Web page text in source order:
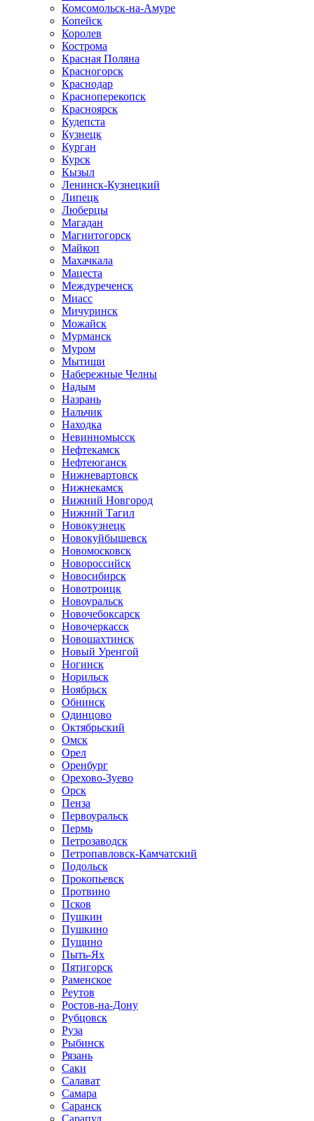
Комсомольск-на-Амуре
Копейск
Королев
Кострома
Красная Поляна
Красногорск
Краснодар
Красноперекопск
Красноярск
Кудепста
Кузнецк
Курган
Курск
Кызыл
Ленинск-Кузнецкий
Липецк
Люберцы
Магадан
Магнитогорск
Майкоп
Махачкала
Мацеста
Междуреченск
Миасс
Мичуринск
Можайск
Мурманск
Муром
Мытищи
Набережные Челны
Надым
Назрань
Нальчик
Находка
Невинномысск
Нефтекамск
Нефтеюганск
Нижневартовск
Нижнекамск
Нижний Новгород
Нижний Тагил
Новокузнецк
Новокуйбышевск
Новомосковск
Новороссийск
Новосибирск
Новотроицк
Новоуральск
Новочебоксарск
Новочеркасск
Новошахтинск
Новый Уренгой
Ногинск
Норильск
Ноябрьск
Обнинск
Одинцово
Октябрьский
Омск
Орел
Оренбург
Орехово-Зуево
Орск
Пенза
Первоуральск
Пермь
Петрозаводск
Петропавловск-Камчатский
Подольск
Прокопьевск
Протвино
Псков
Пушкин
Пушкино
Пущино
Пыть-Ях
Пятигорск
Раменское
Реутов
Ростов-на-Дону
Рубцовск
Руза
Рыбинск
Рязань
Саки
Салават
Самара
Саранск
Сарапул